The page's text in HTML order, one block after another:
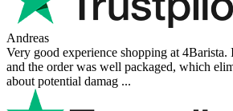
Andreas
Very good experience shopping at 4Barista.
and the order was well packaged, which
about potential damag ...